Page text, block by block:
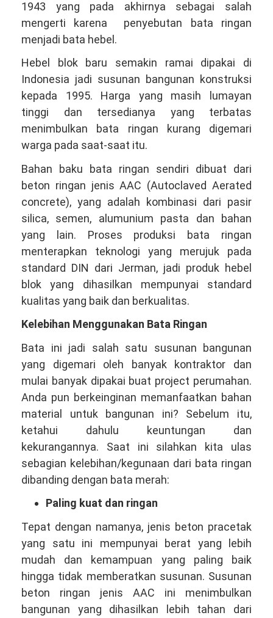
1943 yang pada akhirnya sebagai salah
mengerti karena penyebutan bata ringan
menjadi bata hebel.
Hebel blok baru semakin ramai dipakai di
Indonesia jadi susunan bangunan konstruksi
kepada 1995. Harga yang masih lumayan
tinggi dan tersedianya yang terbatas
menimbulkan bata ringan kurang digemari
warga pada saat-saat itu.
Bahan baku bata ringan sendiri dibuat dari
beton ringan jenis AAC (Autoclaved Aerated
concrete), yang adalah kombinasi dari pasir
silica, semen, alumunium pasta dan bahan
yang lain. Proses produksi bata ringan
menterapkan teknologi yang merujuk pada
standard DIN dari Jerman, jadi produk hebel
blok yang dihasilkan mempunyai standard
kualitas yang baik dan berkualitas.
Kelebihan Menggunakan Bata Ringan
Bata ini jadi salah satu susunan bangunan
yang digemari oleh banyak kontraktor dan
mulai banyak dipakai buat project perumahan.
Anda pun berkeinginan memanfaatkan bahan
material untuk bangunan ini? Sebelum itu,
ketahui dahulu keuntungan dan
kekurangannya. Saat ini silahkan kita ulas
sebagian kelebihan/kegunaan dari bata ringan
dibanding dengan bata merah:
Paling kuat dan ringan
Tepat dengan namanya, jenis beton pracetak
yang satu ini mempunyai berat yang lebih
mudah dan kemampuan yang paling baik
hingga tidak memberatkan susunan. Susunan
beton ringan jenis AAC ini menimbulkan
bangunan yang dihasilkan lebih tahan dari